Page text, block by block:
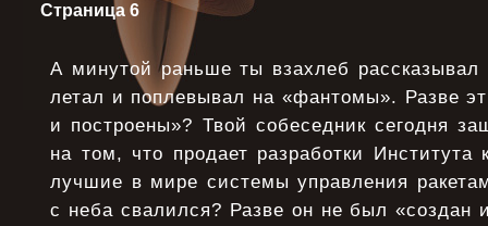
Страница 6
А минутой раньше ты взахлеб
летал и поплевывал на «фантомы». Разве
и построены»? Твой собеседник сегодня
на том, что продает разработки Института
лучшие в мире системы управления
с неба свалился? Разве он не был «создан